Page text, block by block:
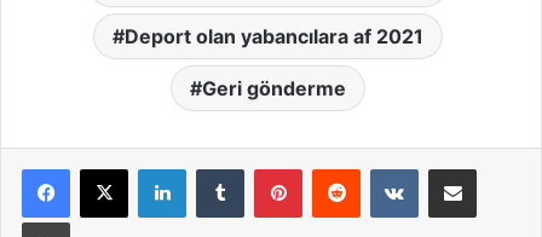
Deport olan yabancılara af 2021
Geri gönderme
LinkedInTumblr PinterestReddit VKontakteE-Posta ile paylaş
Yazdır